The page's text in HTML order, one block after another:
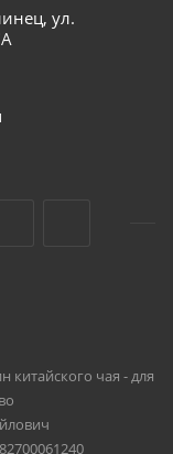
ул.
китайского чая - для